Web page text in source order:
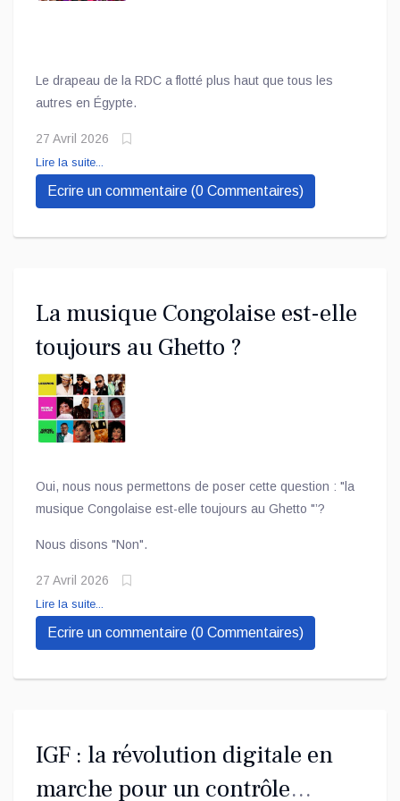
Le drapeau de la RDC a flotté plus haut que tous les
autres en Égypte.
27 Avril 2026
Lire la suite...
Ecrire un commentaire (0 Commentaires)
La musique Congolaise est-elle
toujours au Ghetto ?
Oui, nous nous permettons de poser cette question : "la
musique Congolaise est-elle toujours au Ghetto "’?
Nous disons "Non".
27 Avril 2026
Lire la suite...
Ecrire un commentaire (0 Commentaires)
IGF : la révolution digitale en
marche pour un contrôle